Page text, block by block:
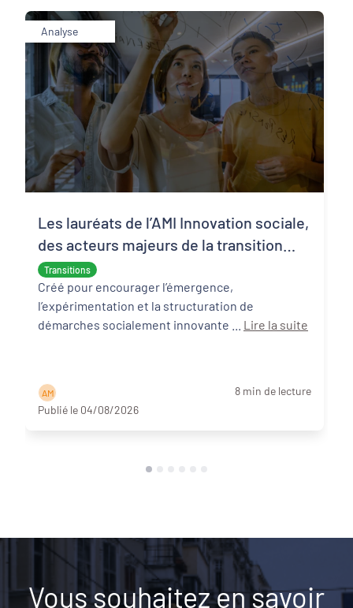
Analyse
Transitions
Les lauréats de l’AMI Innovation sociale,
des acteurs majeurs de la transition
écologique et sociale
Créé pour encourager l’émergence,
l’expérimentation et la structuration de
Lire la suite
A M
8 min de lecture
Publié le 04/08/2026
Vous souhaitez en savoir